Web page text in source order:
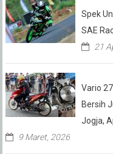
Spek
SAE
21
Vario
Bersih
Jogja,
9 Maret, 2026